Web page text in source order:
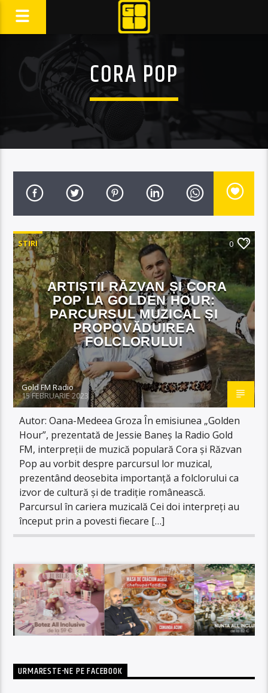
CORA POP
STIRI 0
ARTIȘTII RĂZVAN ȘI CORA
POP LA GOLDEN HOUR:
PARCURSUL MUZICAL ȘI
PROPOVĂDUIREA
FOLCLORULUI
Gold FM Radio
15 FEBRUARIE 2023
Autor: Oana-Medeea Groza În emisiunea „Golden
Hour”, prezentată de Jessie Baneș la Radio Gold
FM, interpreții de muzică populară Cora și Răzvan
Pop au vorbit despre parcursul lor muzical,
prezentând deosebita importanță a folclorului ca
izvor de cultură și de tradiție românească.
Parcursul în cariera muzicală Cei doi interpreți au
început prin a povesti fiecare […]
URMARESTE-NE PE FACEBOOK